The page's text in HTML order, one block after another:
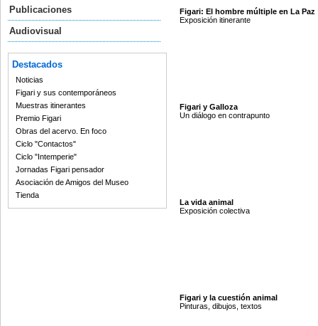
Publicaciones
Audiovisual
Destacados
Noticias
Figari y sus contemporáneos
Muestras itinerantes
Premio Figari
Obras del acervo. En foco
Ciclo "Contactos"
Ciclo "Intemperie"
Jornadas Figari pensador
Asociación de Amigos del Museo
Tienda
Figari: El hombre múltiple en La Paz
Exposición itinerante
Figari y Galloza
Un diálogo en contrapunto
La vida animal
Exposición colectiva
Figari y la cuestión animal
Pinturas, dibujos, textos